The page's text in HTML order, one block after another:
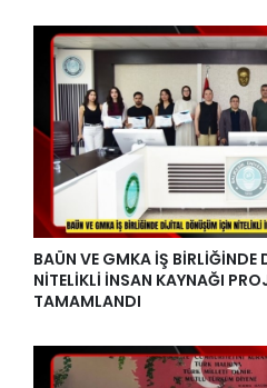
BAÜN VE GMKA İŞ
NİTELİKLİ İNSAN KAYNAĞI
TAMAMLANDI